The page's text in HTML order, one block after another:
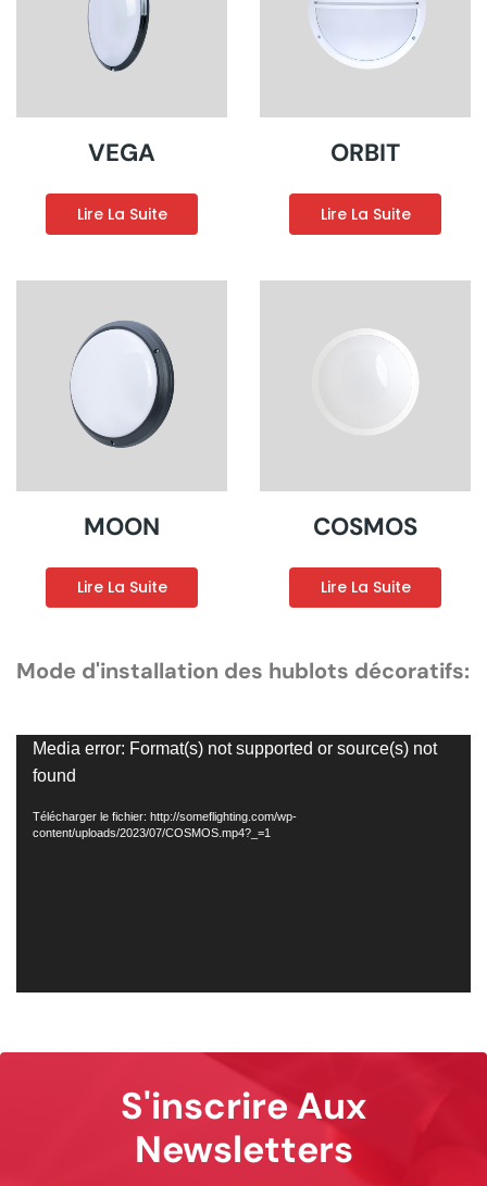
VEGA
Lire La Suite
ORBIT
Lire La Suite
MOON
Lire La Suite
COSMOS
Lire La Suite
Mode d'installation des hublots décoratifs:
Lecteur
vidéo
Media error: Format(s) not supported or source(s) not
found
Télécharger le fichier: http://someflighting.com/wp-
content/uploads/2023/07/COSMOS.mp4?_=1
S'inscrire Aux
Newsletters